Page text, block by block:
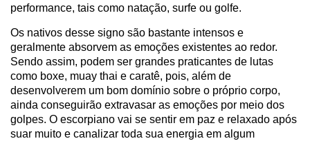
performance, tais como natação, surfe ou golfe.
Os nativos desse signo são bastante intensos e
geralmente absorvem as emoções existentes ao redor.
Sendo assim, podem ser grandes praticantes de lutas
como boxe, muay thai e caratê, pois, além de
desenvolverem um bom domínio sobre o próprio corpo,
ainda conseguirão extravasar as emoções por meio dos
golpes. O escorpiano vai se sentir em paz e relaxado após
suar muito e canalizar toda sua energia em algum